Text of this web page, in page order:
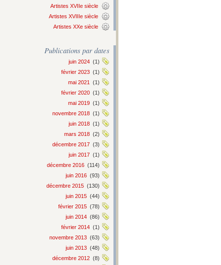
Artistes XVIIe siècle
Artistes XVIIIe siècle
Artistes XXe siècle
Publications par dates
juin 2024 (1)
février 2023 (1)
mai 2021
(1)
février 2020 (1)
mai 2019 (1)
novembre 2018 (1)
juin 2018 (1)
mars 2018 (2)
décembre 2017 (3)
juin 2017 (1)
décembre 2016 (114)
juin 2016 (93)
décembre 2015 (130)
juin 2015 (44)
février 2015 (78)
juin 2014 (86)
février 2014 (1)
novembre 2013 (63)
juin 2013 (48)
décembre 2012 (8)